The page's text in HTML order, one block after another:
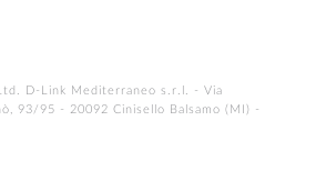
D-Link Mediterraneo s.r.l. - Via
93/95 - 20092 Cinisello Balsamo (MI) -